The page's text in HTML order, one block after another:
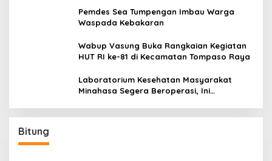
Pemdes Sea Tumpengan Imbau Warga
Waspada Kebakaran
Wabup Vasung Buka Rangkaian Kegiatan
HUT RI ke-81 di Kecamatan Tompaso Raya
Laboratorium Kesehatan Masyarakat
Minahasa Segera Beroperasi, Ini
Bitung